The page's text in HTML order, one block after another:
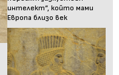
интелект“, който мами
Европа близо век